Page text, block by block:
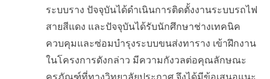
ระบบราง ปัจจุบันได้ดำเนินการติดตั้งงานระบบรถไฟ
สายสีแดง และปัจจุบันได้รับนักศึกษาช่างเทคนิค
ควบคุมและซ่อมบำรุงระบบขนส่งทาราง เข้าฝึกงาน
ในโครงการดังกล่าว มีความกังวลต่อคุณลักษณะ
ครุภัณฑ์ที่ทางวิทยาลัยประกาศ จึงได้มีข้อเสนอแนะ